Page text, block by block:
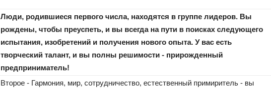
Люди, родившиеся первого числа, находятся в группе лидеров. Вы
рождены, чтобы преуспеть, и вы всегда на пути в поисках следующего
испытания, изобретений и получения нового опыта. У вас есть
творческий талант, и вы полны решимости - прирожденный
предприниматель!
Второе - Гармония, мир, сотрудничество, естественный примиритель - вы